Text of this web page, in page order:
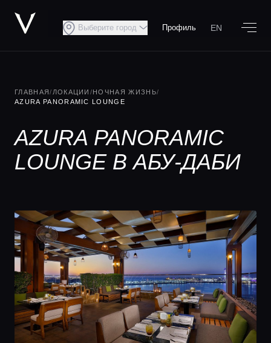
Выберите город Профиль EN
ГЛАВНАЯ/ ЛОКАЦИИ /НОЧНАЯ ЖИЗНЬ/
AZURA PANORAMIC LOUNGE
AZURA PANORAMIC
LOUNGE В АБУ-ДАБИ